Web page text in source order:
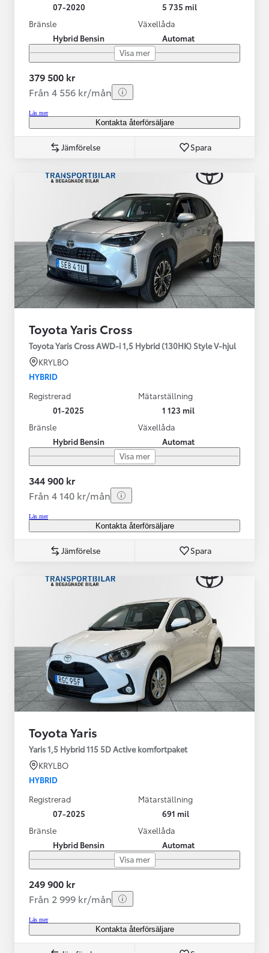
07-2020
5 735 mil
Bränsle
Hybrid Bensin
Växellåda
Automat
Visa mer
379 500 kr
Från 4 556 kr/mån
Läs mer
Kontakta återförsäljare
Jämförelse Spara
Toyota Yaris Cross
Toyota Yaris Cross AWD-i 1,5 Hybrid (130HK) Style V-hjul
KRYLBO
HYBRID
Registrerad
01-2025
Mätarställning
1 123 mil
Bränsle
Hybrid Bensin
Växellåda
Automat
Visa mer
344 900 kr
Från 4 140 kr/mån
Läs mer
Kontakta återförsäljare
Jämförelse Spara
Toyota Yaris
Yaris 1,5 Hybrid 115 5D Active komfortpaket
KRYLBO
HYBRID
Registrerad
07-2025
Mätarställning
691 mil
Bränsle
Hybrid Bensin
Växellåda
Automat
Visa mer
249 900 kr
Från 2 999 kr/mån
Läs mer
Kontakta återförsäljare